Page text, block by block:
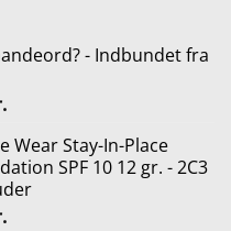
- Indbundet fra
Den
pris
er:
134,95 kr..
Wear Stay-In-Place
SPF 10 12 gr. - 2C3
Den